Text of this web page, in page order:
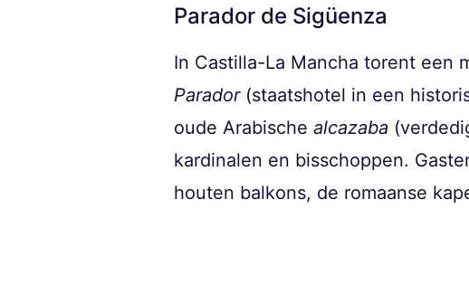
Parador de Sigüenza
In Castilla-La Mancha torent een
Parador(staatshotel in een
oude Arabische alcazaba
kardinalen en bisschoppen.
houten balkons, de romaanse